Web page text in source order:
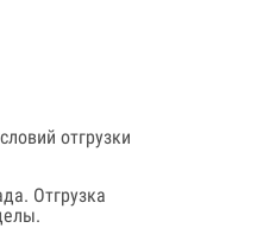
отгрузки
Отгрузка